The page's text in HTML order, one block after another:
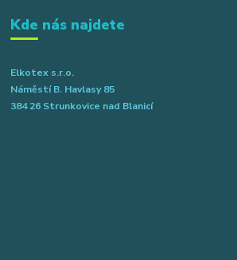
Kde nás najdete
Elkotex s.r.o.
Náměstí B. Havlasy 85
384 26 Strunkovice nad Blanicí